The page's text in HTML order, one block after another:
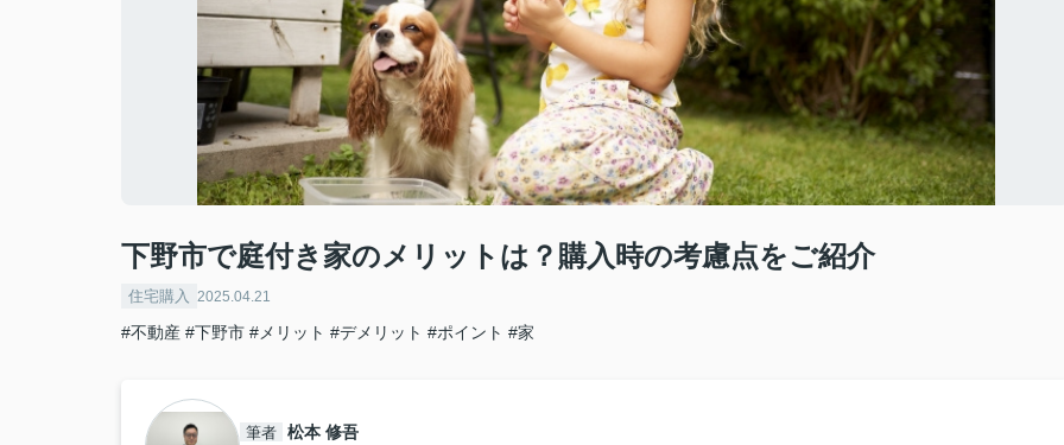
下野市で庭付き家のメリットは？購入時の考慮点をご紹介
住宅購入 2025.04.21
#不動産 #下野市 #メリット #デメリット #ポイント #家
筆者 松本 修吾